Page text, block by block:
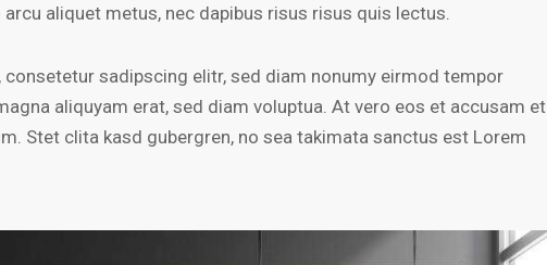
aliquet metus, nec dapibus risus risus quis lectus.
sadipscing elitr, sed diam nonumy eirmod tempor
aliquyam erat, sed diam voluptua. At vero eos et accusam et
Stet clita kasd gubergren, no sea takimata sanctus est Lorem